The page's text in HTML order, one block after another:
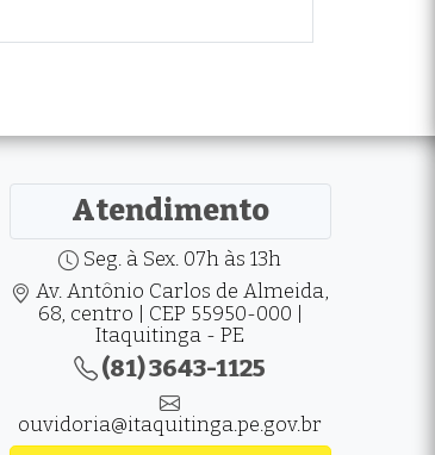
Atendimento
Seg. à Sex. 07h às 13h
Av. Antônio Carlos de Almeida,
68, centro | CEP 55950-000 |
Itaquitinga - PE
(81) 3643-1125
ouvidoria@itaquitinga.pe.gov.br